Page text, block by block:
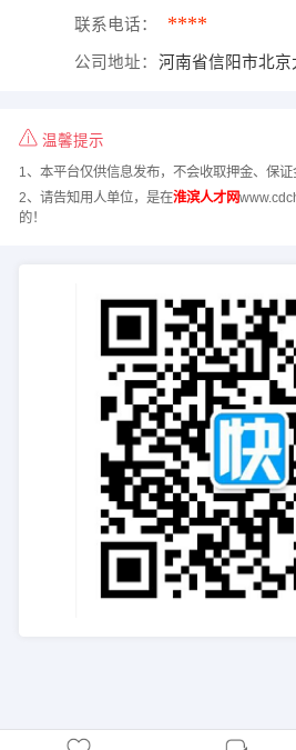
联系电话： ****
公司地址： 河南省信阳市北
温馨提示
1、本平台仅供信息发布，不会收取押金、保证
2、请告知用人单位，是在淮滨人才网
的！